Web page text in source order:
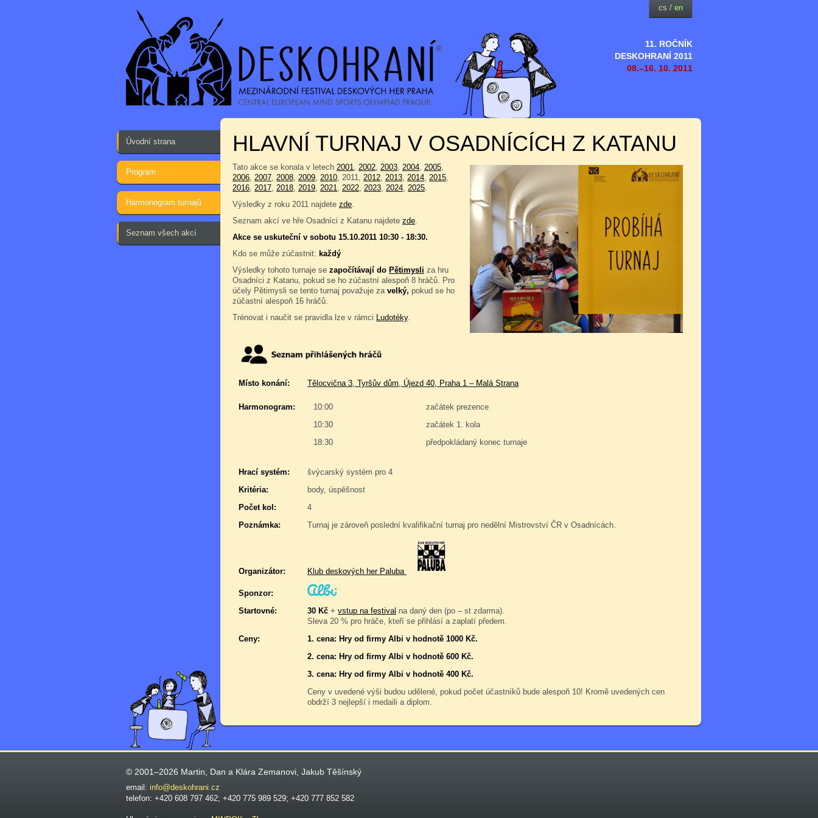
11. ROČNÍK
DESKOHRANÍ 2011
08.–16. 10. 2011
cs / en
Úvodní strana
Program
Harmonogram turnajů
Seznam všech akcí
HLAVNÍ TURNAJ V OSADNÍCÍCH Z KATANU
Tato akce se konala v letech 2001, 2002, 2003, 2004, 2005,
2006, 2007, 2008, 2009, 2010, 2011, 2012, 2013, 2014, 2015,
2016, 2017, 2018, 2019, 2021, 2022, 2023, 2024, 2025.
Výsledky z roku 2011 najdete zde.
Seznam akcí ve hře Osadníci z Katanu najdete zde.
Akce se uskuteční v sobotu 15.10.2011 10:30 - 18:30.
Kdo se může zúčastnit: každý
Výsledky tohoto turnaje se započítávají do Pětimysli za hru
Osadníci z Katanu, pokud se ho zúčastní alespoň 8 hráčů. Pro
účely Pětimysli se tento turnaj považuje za velký, pokud se ho
zúčastní alespoň 16 hráčů.
Trénovat i naučit se pravidla lze v rámci Ludotéky.
Místo konání: Tělocvična 3, Tyršův dům, Újezd 40, Praha 1 – Malá Strana
Harmonogram: 10:00
začátek prezence
10:30
začátek 1. kola
18:30
předpokládaný konec turnaje
Hrací systém:
švýcarský systém pro 4
Kritéria:
body, úspěšnost
Počet kol:
4
Poznámka:
Turnaj je zároveň poslední kvalifikační turnaj pro nedělní Mistrovství ČR v Osadnícách.
Organizátor: Klub deskových her Paluba
Sponzor:
Startovné:
30 Kč + vstup na festival na daný den (po – st zdarma).
Sleva 20 % pro hráče, kteří se přihlásí a zaplatí předem.
Ceny:
1. cena: Hry od firmy Albi v hodnotě 1000 Kč.
2. cena: Hry od firmy Albi v hodnotě 600 Kč.
3. cena: Hry od firmy Albi v hodnotě 400 Kč.
Ceny v uvedené výši budou udělené, pokud počet účastníků bude alespoň 10! Kromě uvedených cen
obdrží 3 nejlepší i medaili a diplom.
© 2001–2026 Martin, Dan a Klára Zemanovi, Jakub Těšínský
email: info@deskohrani.cz
telefon: +420 608 797 462; +420 775 989 529; +420 777 852 582